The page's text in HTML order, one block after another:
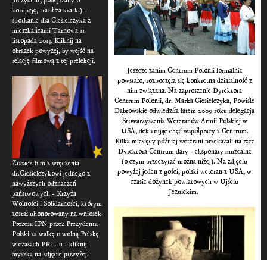
korupcję, trafił za kratki) -
spotkanie dra Ciesielczyka z
mieszkańcami Tarnowa 11
listopada 2013. Kliknij na
obrazek powyżej, by wejść na
relację filmową z tej prelekcji.
Zobacz film z wręczenia
dr.Ciesielczykowi jednego z
nawyższych odznaczeń
państwowych - Krzyża
Wolności i Solidarności, którym
został uhonorowany na wniosek
Prezesa IPN przez Prezydenta
Polski za walkę o wolną Polskę
w czasach PRL-u - kliknij
myszką na zdjęcie powyżej.
Jeszcze zanim Centrum Polonii formalnie
powstało, rozpoczęła się konkretna działalność z
nim związana. Na zaproszenie Dyrektora
Centrum Polonii, dr. Marka Ciesielczyka, Powiśle
Dąbrowskie odwiedziła latem 2009 roku delegacja
Stowarzyszenia Weteranów Armii Polskiej w
USA, deklarując chęć współpracy z Centrum.
Kilka miesięcy później weterani przekazali na ręce
Dyrektora Centrum dary - eksponaty muzealne
(o czym przeczytać można niżej). Na zdjęciu
powyżej jeden z gości, polski weteran z USA, w
czasie dożynek powiatowych w Ujściu
Jezuickim.